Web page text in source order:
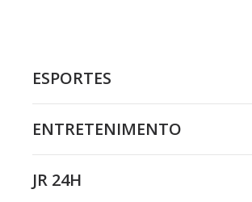
ESPORTES
ENTRETENIMENTO
JR 24H